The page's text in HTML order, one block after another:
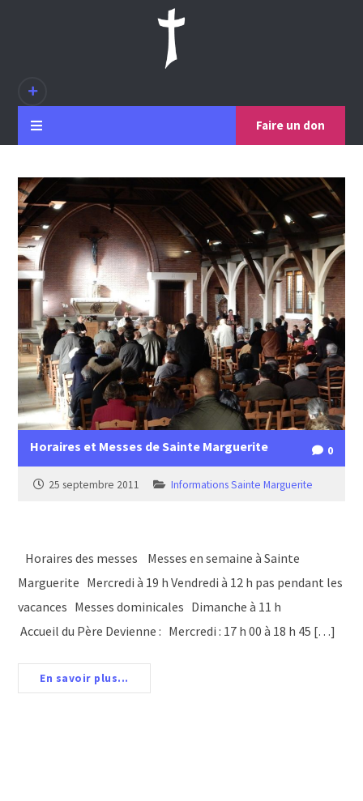
Faire un don
Horaires et Messes de Sainte Marguerite 0
25 septembre 2011 Informations Sainte Marguerite
Horaires des messes Messes en semaine à Sainte
Marguerite Mercredi à 19 h Vendredi à 12 h pas pendant les
vacances Messes dominicales Dimanche à 11 h
Accueil du Père Devienne : Mercredi : 17 h 00 à 18 h 45 […]
En savoir plus...